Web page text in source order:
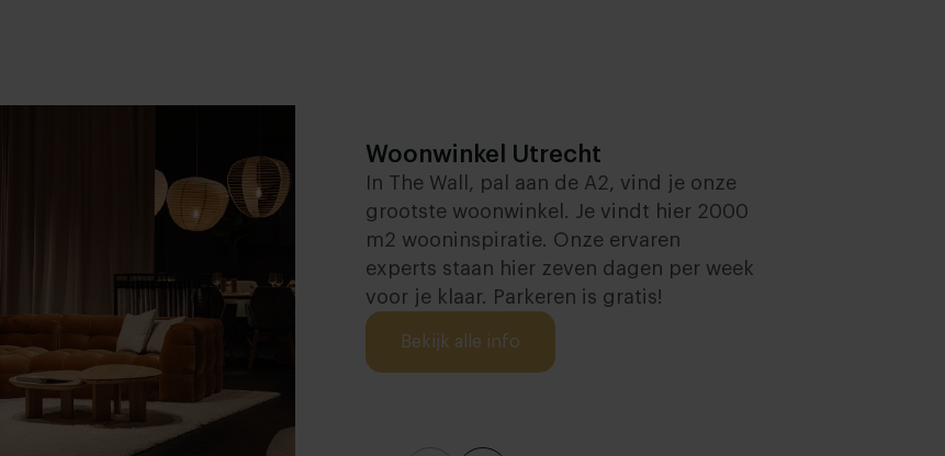
Woonwinkel Utrecht
In The Wall, pal aan de A2, vind je onze
grootste woonwinkel. Je vindt hier 2000
m2 wooninspiratie. Onze ervaren
experts staan hier zeven dagen per week
voor je klaar. Parkeren is gratis!
Bekijk alle info